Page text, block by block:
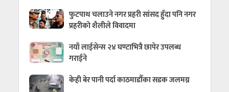
फुटपाथ चलाउने नगर प्रहरी सांसद हुँदा पनि नगर
प्रहरीको शैलीले विवादमा
नयाँ लाईसेन्स २४ घण्टाभित्रै छापेर उपलब्ध
गराईने
केही बेर पानी पर्दा काठमाडौँका सडक जलमग्न